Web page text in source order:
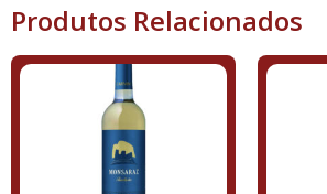
Produtos Relacionados